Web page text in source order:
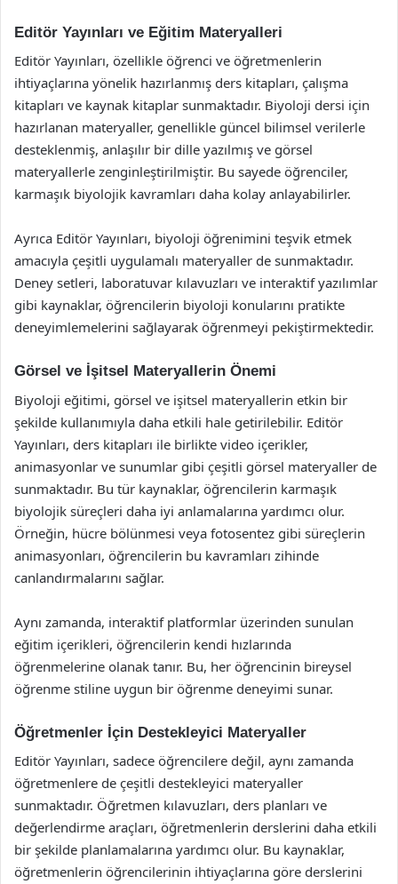
Editör Yayınları ve Eğitim Materyalleri
Editör Yayınları, özellikle öğrenci ve öğretmenlerin
ihtiyaçlarına yönelik hazırlanmış ders kitapları, çalışma
kitapları ve kaynak kitaplar sunmaktadır. Biyoloji dersi için
hazırlanan materyaller, genellikle güncel bilimsel verilerle
desteklenmiş, anlaşılır bir dille yazılmış ve görsel
materyallerle zenginleştirilmiştir. Bu sayede öğrenciler,
karmaşık biyolojik kavramları daha kolay anlayabilirler.
Ayrıca Editör Yayınları, biyoloji öğrenimini teşvik etmek
amacıyla çeşitli uygulamalı materyaller de sunmaktadır.
Deney setleri, laboratuvar kılavuzları ve interaktif yazılımlar
gibi kaynaklar, öğrencilerin biyoloji konularını pratikte
deneyimlemelerini sağlayarak öğrenmeyi pekiştirmektedir.
Görsel ve İşitsel Materyallerin Önemi
Biyoloji eğitimi, görsel ve işitsel materyallerin etkin bir
şekilde kullanımıyla daha etkili hale getirilebilir. Editör
Yayınları, ders kitapları ile birlikte video içerikler,
animasyonlar ve sunumlar gibi çeşitli görsel materyaller de
sunmaktadır. Bu tür kaynaklar, öğrencilerin karmaşık
biyolojik süreçleri daha iyi anlamalarına yardımcı olur.
Örneğin, hücre bölünmesi veya fotosentez gibi süreçlerin
animasyonları, öğrencilerin bu kavramları zihinde
canlandırmalarını sağlar.
Aynı zamanda, interaktif platformlar üzerinden sunulan
eğitim içerikleri, öğrencilerin kendi hızlarında
öğrenmelerine olanak tanır. Bu, her öğrencinin bireysel
öğrenme stiline uygun bir öğrenme deneyimi sunar.
Öğretmenler İçin Destekleyici Materyaller
Editör Yayınları, sadece öğrencilere değil, aynı zamanda
öğretmenlere de çeşitli destekleyici materyaller
sunmaktadır. Öğretmen kılavuzları, ders planları ve
değerlendirme araçları, öğretmenlerin derslerini daha etkili
bir şekilde planlamalarına yardımcı olur. Bu kaynaklar,
öğretmenlerin öğrencilerinin ihtiyaçlarına göre derslerini